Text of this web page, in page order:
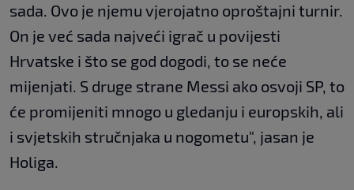
sada. Ovo je njemu vjerojatno oproštajni turnir.
On je već sada najveći igrač u povijesti
Hrvatske i što se god dogodi, to se neće
mijenjati. S druge strane Messi ako osvoji SP, to
će promijeniti mnogo u gledanju i europskih, ali
i svjetskih stručnjaka u nogometu", jasan je
Holiga.